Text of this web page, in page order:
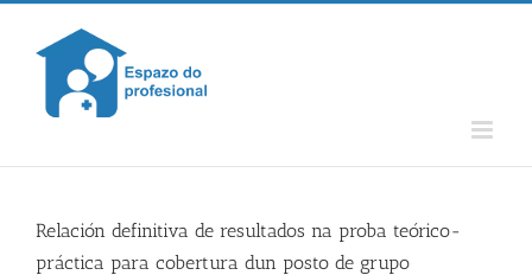
Skip
content
Relación definitiva de resultados na proba teórico-
práctica para cobertura dun posto de grupo